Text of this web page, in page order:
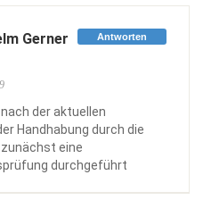
Antworten
Gerner
der aktuellen
Handhabung durch die
eine
durchgeführt